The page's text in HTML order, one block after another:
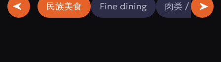
民族美食 Fine dining 肉类 / 鱼类